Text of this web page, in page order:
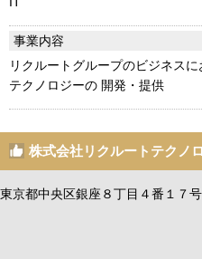
事業内容
リクルートグループのビジネス
テクノロジーの 開発・提供
株式会社リクルートテクノ
東京都中央区銀座８丁目４番１７号